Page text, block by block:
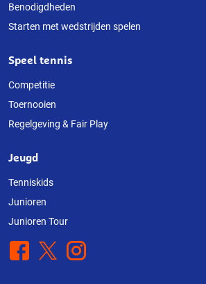
Benodigdheden
Starten met wedstrijden spelen
Speel tennis
Competitie
Toernooien
Regelgeving & Fair Play
Jeugd
Tenniskids
Junioren
Junioren Tour
Facebook
X Instagram